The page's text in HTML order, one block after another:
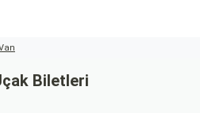
Biletleri